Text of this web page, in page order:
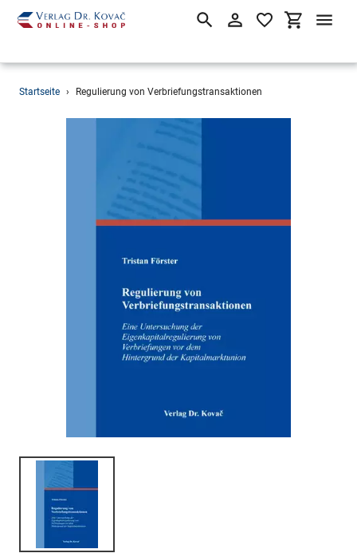
Direkt
SuchenEinloggen
Startseite › Regulierung von Verbriefungstransaktionen